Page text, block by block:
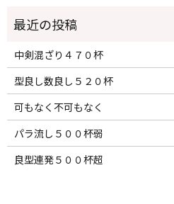
中剣混ざり４７０杯
型良し数良し５２０杯
可もなく不可もなく
パラ流し５００杯弱
良型連発５００杯超